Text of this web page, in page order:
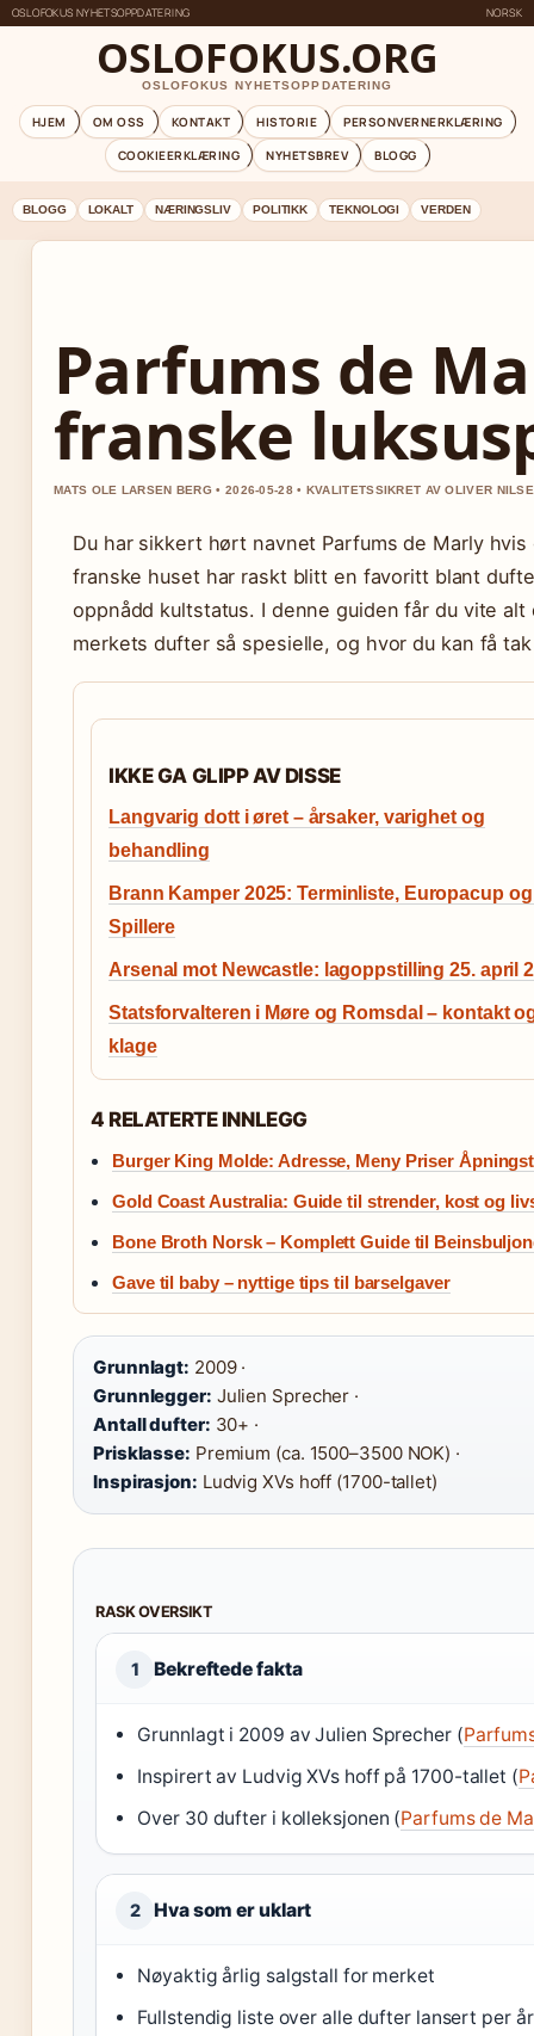
OSLOFOKUS NYHETSOPPDATERING NORSK
OSLOFOKUS.ORG
OSLOFOKUS NYHETSOPPDATERING
HJEM OM OSS KONTAKT HISTORIE
PERSONVERNERKLÆRING
COOKIEERKLÆRING
NYHETSBREV BLOGG
BLOGG LOKALT NÆRINGSLIV POLITIKK TEKNOLOGI VERDEN
Parfums de
franske
MATS OLE LARSEN BERG • 2026-05-28 • KVALITETSSIKRET AV OLIVER
Du har sikkert hørt navnet Parfums de Marly
franske huset har raskt blitt en favoritt blant
oppnådd kultstatus. I denne guiden får du vite
merkets dufter så spesielle, og hvor du kan få
IKKE GA GLIPP AV DISSE
Langvarig dott i øret – årsaker, varighet og
behandling
Brann Kamper 2025: Terminliste, Europacup
Spillere
Arsenal mot Newcastle: lagoppstilling 25. april
Statsforvalteren i Møre og Romsdal – kontakt
klage
4 RELATERTE INNLEGG
Burger King Molde: Adresse, Meny Priser
Gold Coast Australia: Guide til strender, kost og
Bone Broth Norsk – Komplett Guide til
Gave til baby – nyttige tips til barselgaver
Grunnlagt: 2009 ·
Grunnlegger: Julien Sprecher ·
Antall dufter: 30+ ·
Prisklasse: Premium (ca. 1500–3500 NOK) ·
Inspirasjon: Ludvig XVs hoff (1700-tallet)
RASK OVERSIKT
1 Bekreftede fakta
Grunnlagt i 2009 av Julien Sprecher (
Inspirert av Ludvig XVs hoff på 1700-tallet (
Over 30 dufter i kolleksjonen (Parfums de
2 Hva som er uklart
Nøyaktig årlig salgstall for merket
Fullstendig liste over alle dufter lansert per år